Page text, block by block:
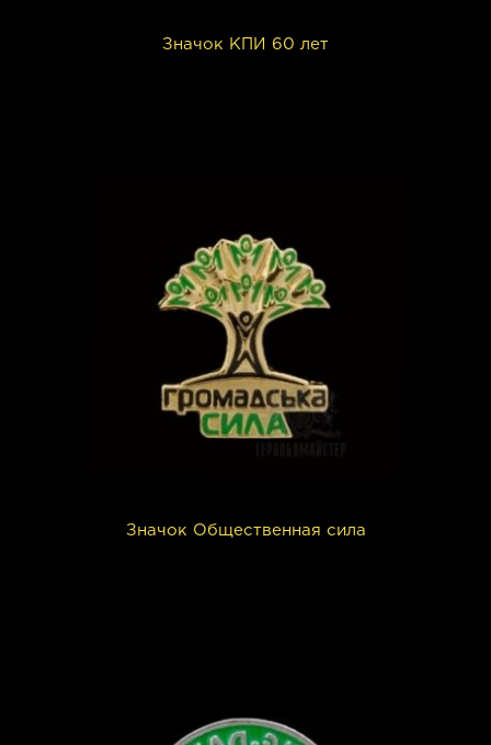
Значок КПИ 60 лет
Значок Общественная сила